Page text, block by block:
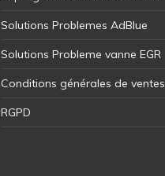
Solutions Problemes AdBlue
Solutions Probleme vanne EGR
Conditions générales de ventes
RGPD